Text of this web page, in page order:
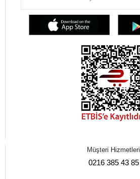
Müşteri Hizmetleri
0216 385 43 85